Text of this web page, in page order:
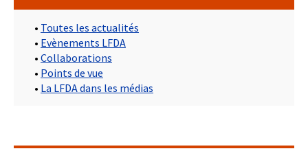
• Toutes les actualités
• Evènements LFDA
• Collaborations
• Points de vue
• La LFDA dans les médias